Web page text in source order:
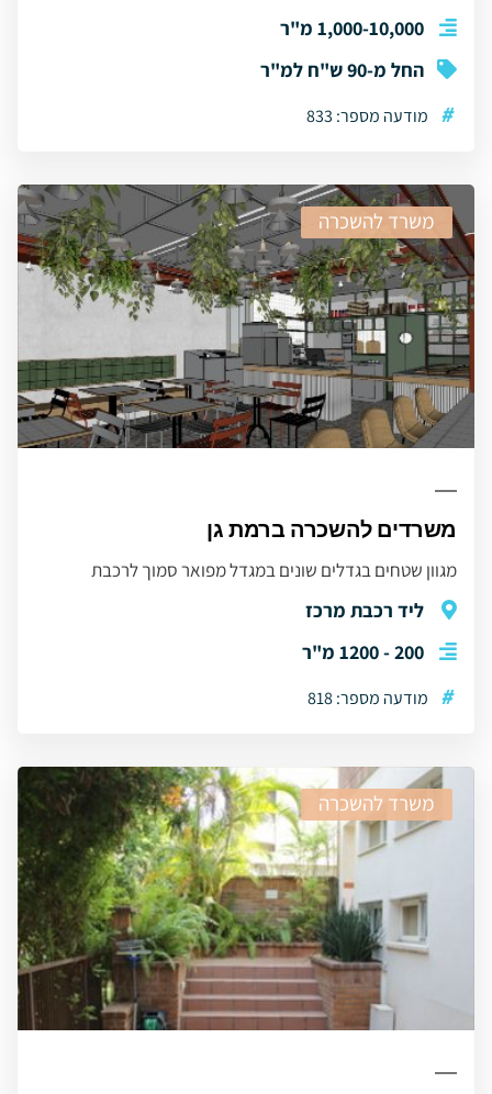
1,000-10,000 מ"ר
החל מ-90 ש"ח למ"ר
# מודעה מספר: 833
משרד להשכרה
משרדים להשכרה ברמת גן
מגוון שטחים בגדלים שונים במגדל מפואר סמוך לרכבת
ליד רכבת מרכז
200 - 1200 מ"ר
# מודעה מספר: 818
משרד להשכרה